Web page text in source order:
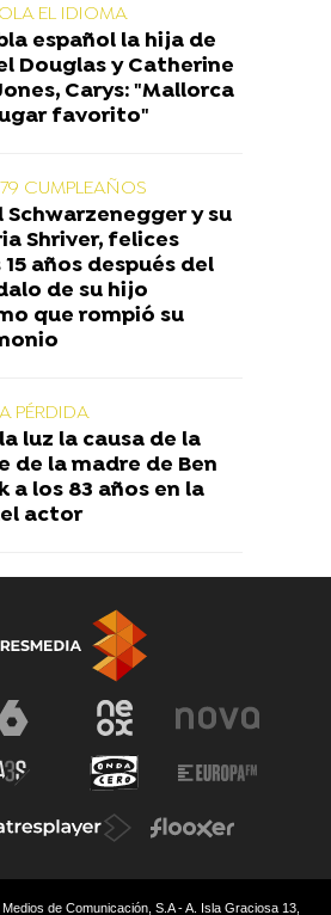
EL IDIOMA
español la hija de
Douglas y Catherine
Carys: "Mallorca
favorito"
CUMPLEAÑOS
Schwarzenegger y su
Shriver, felices
años después del
de su hijo
que rompió su
PÉRDIDA
luz la causa de la
de la madre de Ben
a los 83 años en la
actor
de Comunicación, S.A - A. Isla Graciosa 13,